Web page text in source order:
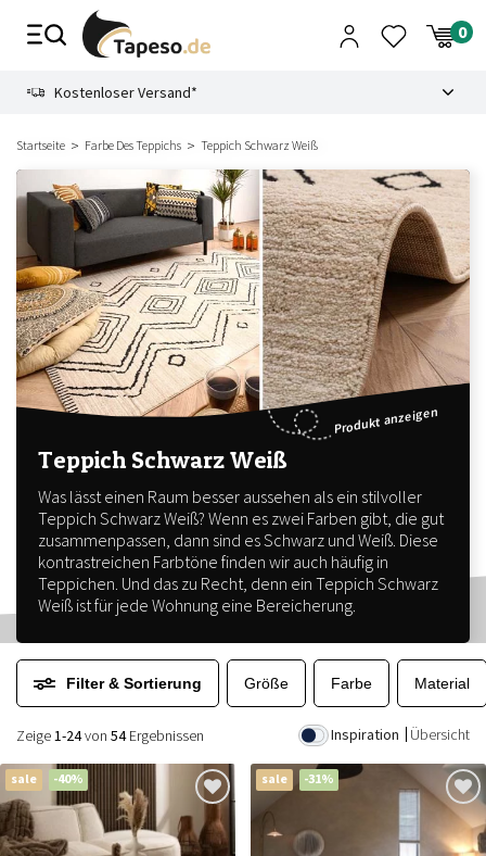
Zusammenbruch
Kostenloser Versand*
Startseite Farbe Des Teppichs Teppich Schwarz Weiß
Teppich Schwarz Weiß
Was lässt einen Raum besser aussehen als ein stilvoller
Teppich Schwarz Weiß? Wenn es zwei Farben gibt, die gut
zusammenpassen, dann sind es Schwarz und Weiß. Diese
kontrastreichen Farbtöne finden wir auch häufig in
Teppichen. Und das zu Recht, denn ein Teppich Schwarz
Weiß ist für jede Wohnung eine Bereicherung.
Produkt anzeigen
Filter & Sortierung Größe Farbe Material
Inspiration Übersicht
Zeige1-24von 54Ergebnissen
sale -40% sale -31%